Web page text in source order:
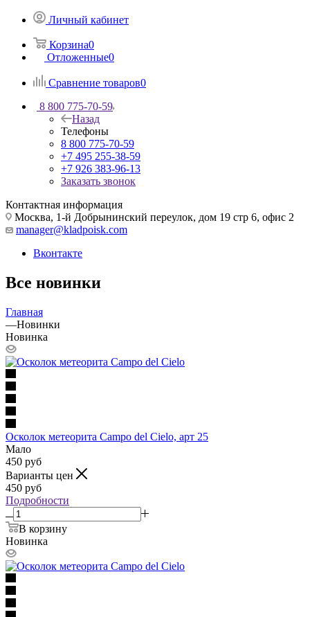
Личный кабинет
Корзина0
Отложенные0
Сравнение товаров0
8 800 775-70-59
Назад
Телефоны
8 800 775-70-59
+7 495 255-38-59
+7 926 383-96-13
Заказать звонок
Контактная информация
Москва, 1-й Добрынинский переулок, дом 19 стр 6, офис 2
manager@kladpoisk.com
Вконтакте
Все новинки
Главная
—Новинки
Новинка
Осколок метеорита Campo del Cielo, арт 25
Мало
450 руб
Варианты цен
450 руб
Подробности
В корзину
Новинка